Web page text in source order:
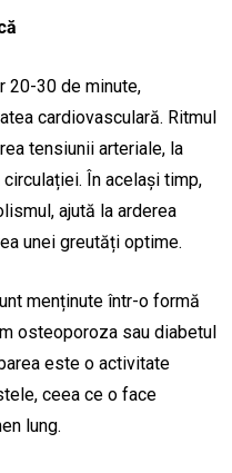
20-30 de minute,
cardiovasculară. Ritmul
tensiunii arteriale, la
În același timp,
ajută la arderea
unei greutăți optime.
menținute într-o formă
osteoporoza sau diabetul
este o activitate
ceea ce o face
lung.